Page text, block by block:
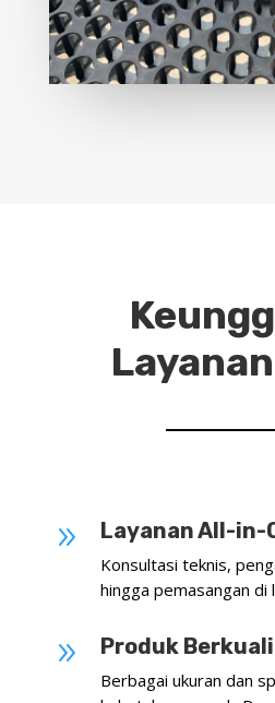
9 Layanan All-in-
Konsultasi teknis,
hingga pemasangan di
9 Produk
Berbagai ukuran dan